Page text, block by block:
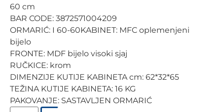
60 cm
BAR CODE: 3872571004209
ORMARIĆ: I 60-60KABINET: MFC oplemenjeni
bijelo
FRONTE: MDF bijelo visoki sjaj
RUČKICE: krom
DIMENZIJE KUTIJE KABINETA cm: 62*32*65
TEŽINA KUTIJE KABINETA: 16 KG
PAKOVANJE: SASTAVLJEN ORMARIĆ